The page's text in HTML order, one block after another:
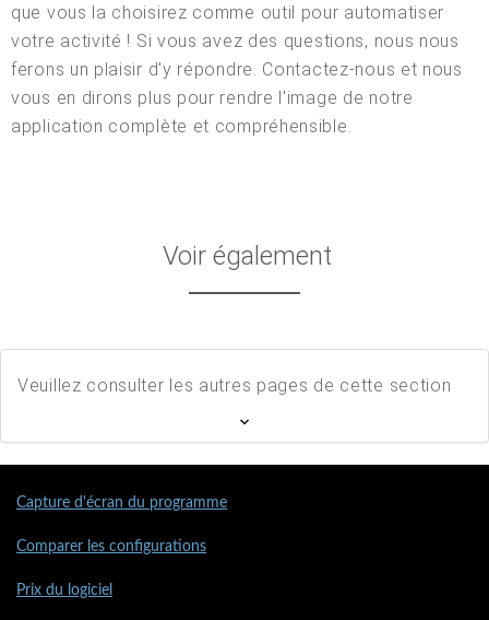
que vous la choisirez comme outil pour automatiser
votre activité ! Si vous avez des questions, nous nous
ferons un plaisir d'y répondre. Contactez-nous et nous
vous en dirons plus pour rendre l'image de notre
application complète et compréhensible.
Voir également
Veuillez consulter les autres pages de cette section
Capture d'écran du programme
Comparer les configurations
Prix du logiciel